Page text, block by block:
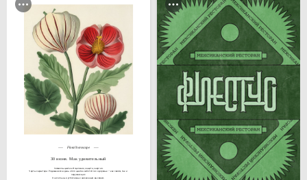
Floral horoscope
30 июня. Мак удивительный
Символы цветка: Исцеление, защита, энергия.
Черты характера: Родившиеся в день этого цветка заботятся о здоровье — как своём, так и
окружающих.
Они сильны и устойчивы к жизненным вызовам.